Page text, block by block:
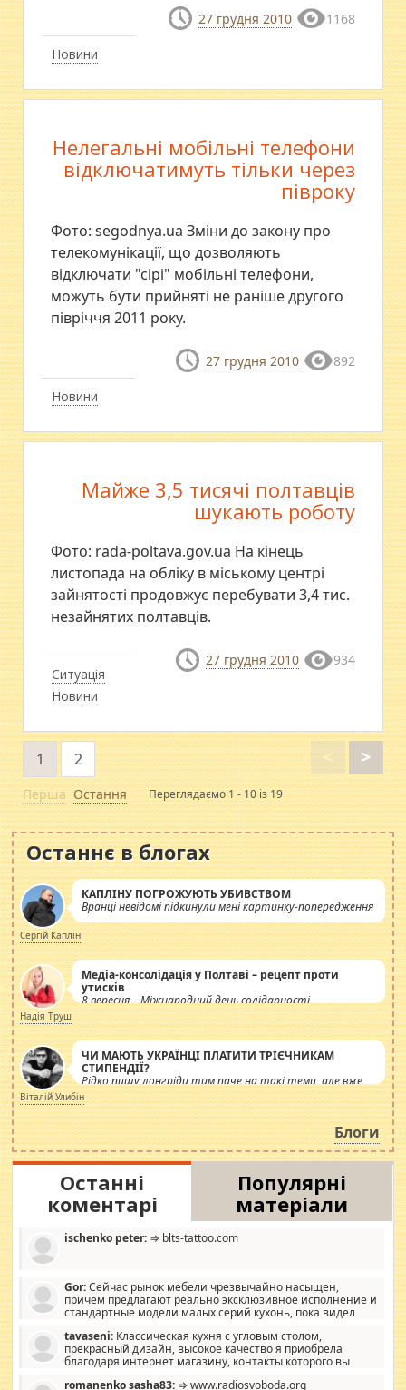
Новини
27 грудня 2010 1168
Новини
Нелегальні мобільні телефони
відключатимуть тільки через
півроку
Фото: segodnya.ua Зміни до закону про
телекомунікації, що дозволяють
відключати "сірі" мобільні телефони,
можуть бути прийняті не раніше другого
півріччя 2011 року.
27 грудня 2010 892
Ситуація
Новини
Майже 3,5 тисячі полтавців
шукають роботу
Фото: rada-poltava.gov.ua На кінець
листопада на обліку в міському центрі
зайнятості продовжує перебувати 3,4 тис.
незайнятих полтавців.
27 грудня 2010 934
Перша
<
1 2 >
Остання Переглядаємо 1 - 10 із 19
Останнє в блогах
КАПЛІНУ ПОГРОЖУЮТЬ УБИВСТВОМ
Вранці невідомі підкинули мені картинку-попередження
Сергій Каплін
Медіа-консолідація у Полтаві – рецепт проти
утисків
8 вересня – Міжнародний день солідарності
журналістів.
Надія Труш
ЧИ МАЮТЬ УКРАЇНЦІ ПЛАТИТИ ТРІЄЧНИКАМ
СТИПЕНДІЇ?
Рідко пишу лонгріди тим паче на такі теми, але вже
просто дістало! Обурюють сьогоднішні інсенуації
навколо стипендіального питання. Штучно
роздувається ще одна соціальна катастрофа.
Віталій Улибін
Блоги
Останні
коментарі
Популярні
матеріали
ischenko peter: ⇒ blts-tattoo.com
Gor:Сейчас рынок мебели чрезвычайно насыщен,
причем предлагают реально эксклюзивное исполнение и
стандартные модели малых серий кухонь, пока видел
стандартные формы, в MebelOk, креативненько и что главное -
со вкусом все в порядке, без ненужных наворотов удорожающих
мебель, а это не последний фактор.
tavaseni: Классическая кухня с угловым столом,
прекрасный дизайн, высокое качество я приобрела
благодаря интернет магазину, контакты которого вы
romanenko sasha83: ⇒ www.radiosvoboda.org